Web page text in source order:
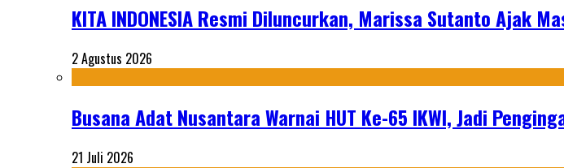
KITA INDONESIA Resmi Diluncurkan, Marissa Sutanto Ajak
2 Agustus 2026
Busana Adat Nusantara Warnai HUT Ke-65 IKWI, Jadi
21 Juli 2026